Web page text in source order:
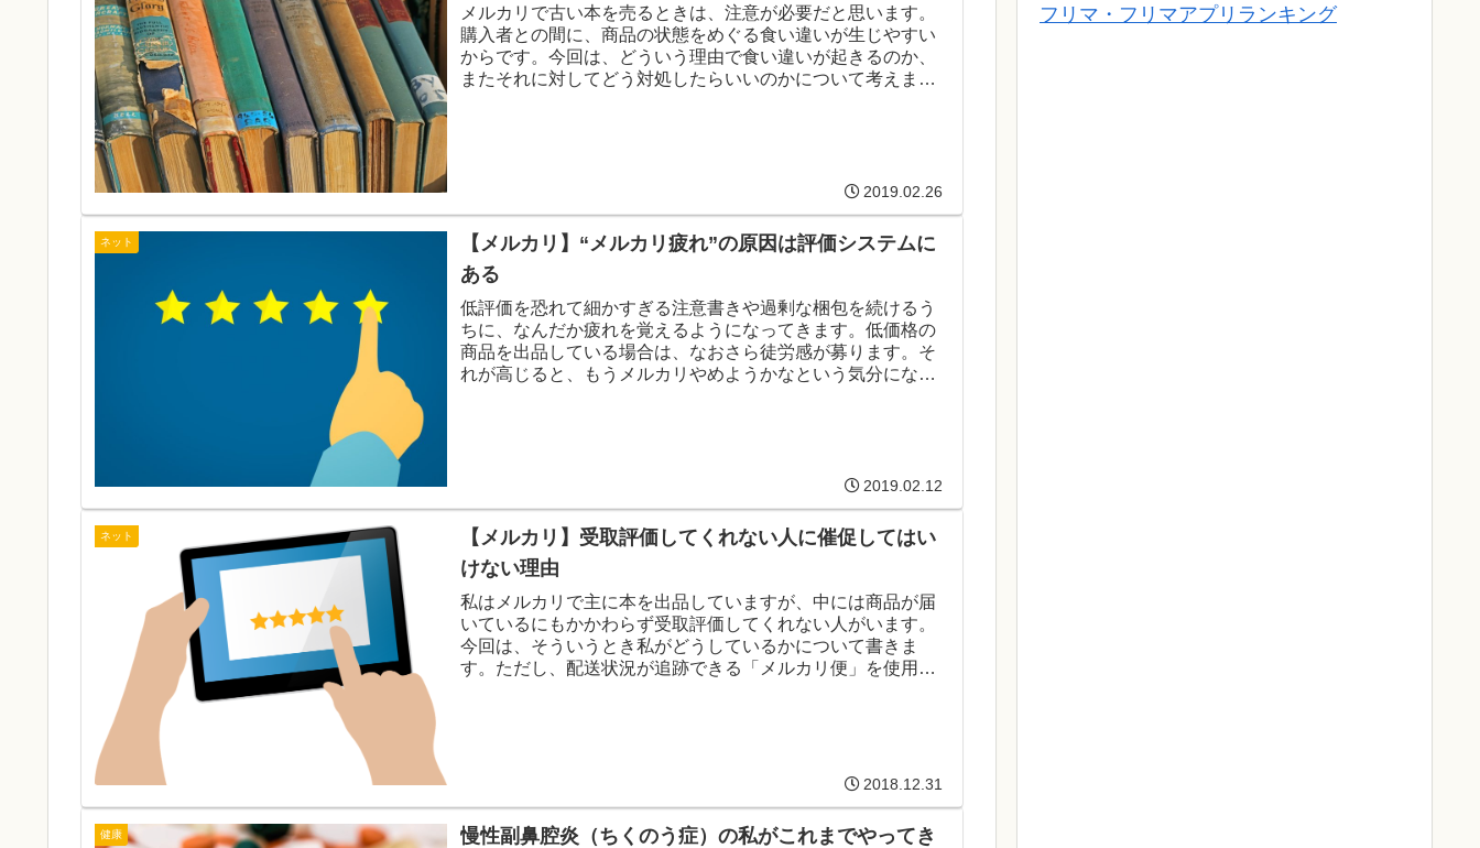
メルカリで古い本を売るときは、注意が必要だと思います。
購入者との間に、商品の状態をめぐる食い違いが生じやすい
からです。今回は、どういう理由で食い違いが起きるのか、
またそれに対してどう対処したらいいのかについて考えま
2019.02.26
ネット
【メルカリ】“メルカリ疲れ”の原因は評価システムに
ある
低評価を恐れて細かすぎる注意書きや過剰な梱包を続けるう
ちに、なんだか疲れを覚えるようになってきます。低価格の
商品を出品している場合は、なおさら徒労感が募ります。そ
れが高じると、もうメルカリやめようかなという気分になっ
2019.02.12
ネット
【メルカリ】受取評価してくれない人に催促してはい
けない理由
私はメルカリで主に本を出品していますが、中には商品が届
いているにもかかわらず受取評価してくれない人がいます。
今回は、そういうとき私がどうしているかについて書きま
す。ただし、配送状況が追跡できる「メルカリ便」を使用し
2018.12.31
健康
慢性副鼻腔炎（ちくのう症）の私がこれまでやってき
フリマ・フリマアプリランキング